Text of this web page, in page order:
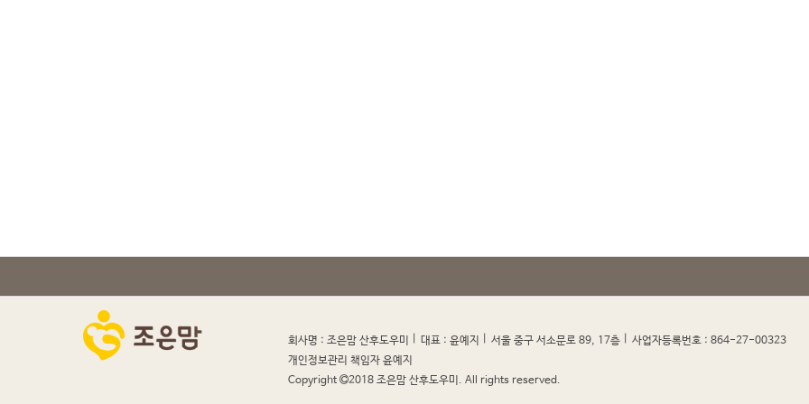
회사명 : 조은맘 산후도우미 대표 : 윤예지 서울 중구 서소문로 89, 17층 사업자등록번호 : 864-27-00323
개인정보관리 책임자 윤예지
Copyright
2018 조은맘 산후도우미. All rights reserved.